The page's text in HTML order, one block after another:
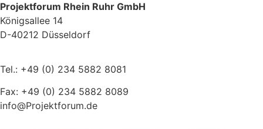
Projektforum Rhein Ruhr GmbH
Königsallee 14
D-40212 Düsseldorf
Tel.: +49 (0) 234 5882 8081
Fax: +49 (0) 234 5882 8089
info@Projektforum.de